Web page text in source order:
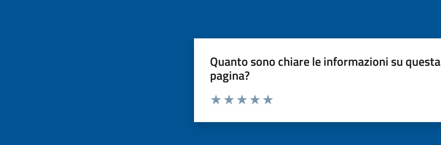
Quanto sono chiare le informazioni su questa
pagina?
Valuta da 1 a 5 stelle la pagina